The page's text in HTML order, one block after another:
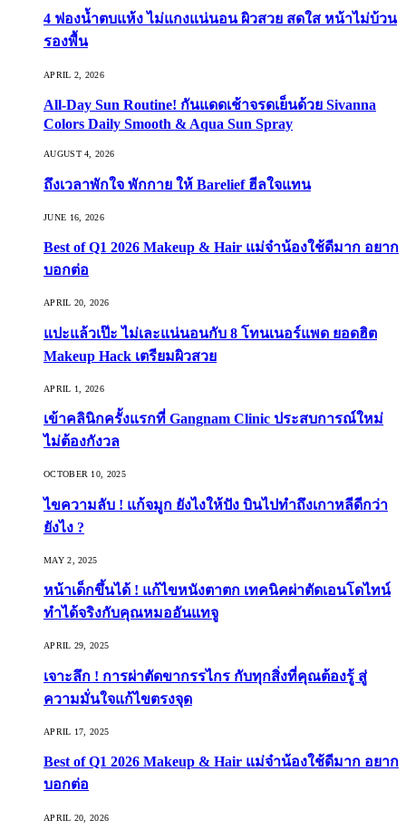
4 ฟองน้ำตบแห้ง ไม่แกงแน่นอน ผิวสวย สดใส หน้าไม่บ้วน
รองพื้น
APRIL 2, 2026
All-Day Sun Routine! กันแดดเช้าจรดเย็นด้วย Sivanna
Colors Daily Smooth & Aqua Sun Spray
AUGUST 4, 2026
ถึงเวลาพักใจ พักกาย ให้ Barelief ฮีลใจแทน
JUNE 16, 2026
Best of Q1 2026 Makeup & Hair แม่จ๋าน้องใช้ดีมาก อยาก
บอกต่อ
APRIL 20, 2026
แปะแล้วเป๊ะ ไม่เละแน่นอนกับ 8 โทนเนอร์แพด ยอดฮิต
Makeup Hack เตรียมผิวสวย
APRIL 1, 2026
เข้าคลินิกครั้งแรกที่ Gangnam Clinic ประสบการณ์ใหม่
ไม่ต้องกังวล
OCTOBER 10, 2025
ไขความลับ ! แก้จมูก ยังไงให้ปัง บินไปทำถึงเกาหลีดีกว่า
ยังไง ?
MAY 2, 2025
หน้าเด็กขึ้นได้ ! แก้ไขหนังตาตก เทคนิคผ่าตัดเอนโดไทน์
ทำได้จริงกับคุณหมออันแทจู
APRIL 29, 2025
เจาะลึก ! การผ่าตัดขากรรไกร กับทุกสิ่งที่คุณต้องรู้ สู่
ความมั่นใจแก้ไขตรงจุด
APRIL 17, 2025
Best of Q1 2026 Makeup & Hair แม่จ๋าน้องใช้ดีมาก อยาก
บอกต่อ
APRIL 20, 2026